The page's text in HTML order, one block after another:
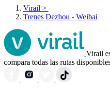
Virail >
Trenes Dezhou - Weihai
Virail
compara todas las rutas